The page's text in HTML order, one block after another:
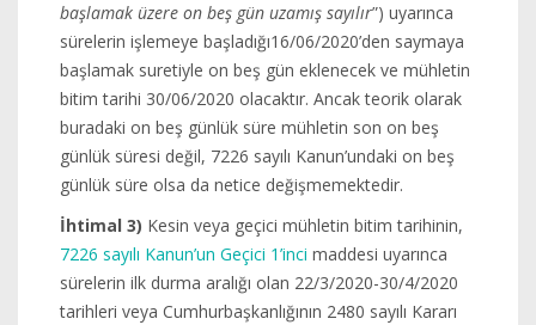
başlamak üzere on beş gün uzamış sayılır”) uyarınca
sürelerin işlemeye başladığı16/06/2020’den saymaya
başlamak suretiyle on beş gün eklenecek ve mühletin
bitim tarihi 30/06/2020 olacaktır. Ancak teorik olarak
buradaki on beş günlük süre mühletin son on beş
günlük süresi değil, 7226 sayılı Kanun’undaki on beş
günlük süre olsa da netice değişmemektedir.
İhtimal 3) Kesin veya geçici mühletin bitim tarihinin,
7226 sayılı Kanun’un Geçici 1’inci maddesi uyarınca
sürelerin ilk durma aralığı olan 22/3/2020-30/4/2020
tarihleri veya Cumhurbaşkanlığının 2480 sayılı Kararı